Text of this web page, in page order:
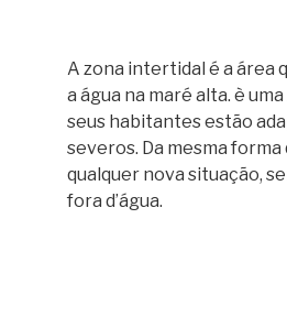
A zona intertidal é a área
a água na maré alta. è
seus habitantes estão
severos. Da mesma
qualquer nova situação,
fora d’água.